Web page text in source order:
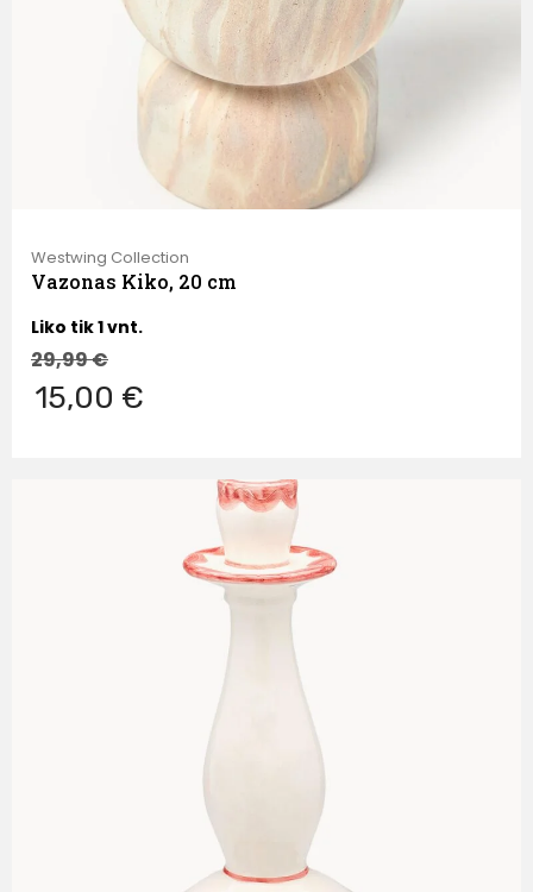
Westwing Collection
Vazonas Kiko, 20 cm
Liko tik 1 vnt.
29,99€
15,00 €